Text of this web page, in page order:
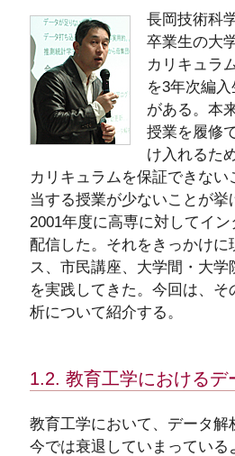
長岡技術科
卒業生の大
カリキュラ
を3年次編
がある。本
授業を履修
け入れるた
カリキュラムを保証できな
当する授業が少ないことが
2001年度に高専に対してイ
配信した。それをきっかけ
ス、市民講座、大学間・大
を実践してきた。今回は、
析について紹介する。
1.2. 教育工学におけるデ
教育工学において、データ
今では衰退していまってい